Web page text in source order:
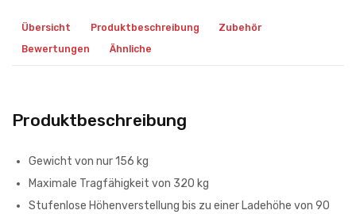
Übersicht Produktbeschreibung
Zubehör
Bewertungen
Ähnliche
Produktbeschreibung
Gewicht von nur 156 kg
Maximale Tragfähigkeit von 320 kg
Stufenlose Höhenverstellung bis zu einer Ladehöhe von 90